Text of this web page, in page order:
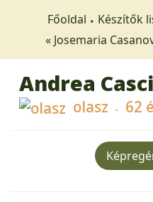
Főoldal Készítők
« Josemaria
Andrea
olasz 62